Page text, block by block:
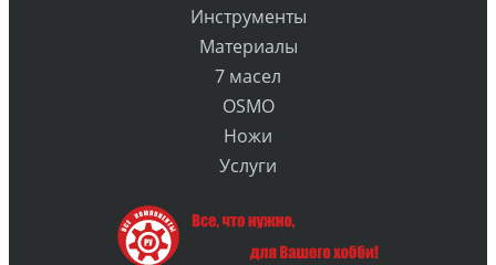
Инструменты
Материалы
7 масел
OSMO
Ножи
Услуги